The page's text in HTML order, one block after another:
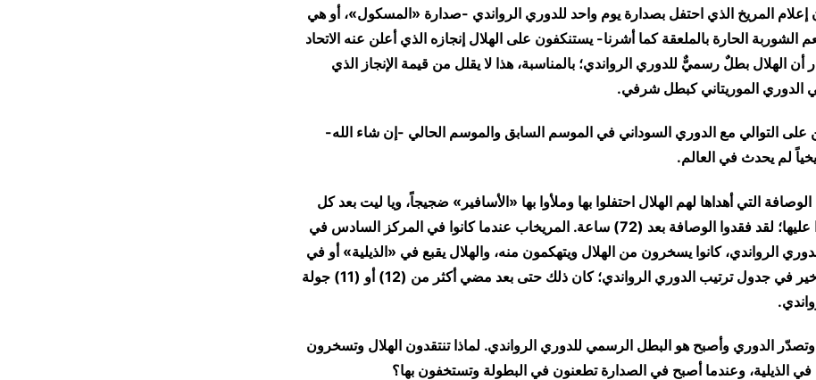
إعلام المريخ الذي احتفل بصدارة يوم واحد للدوري الرواندي -صدارة «المسكول»، أو هي
الشوربة الحارة بالملعقة كما أشرنا- يستنكفون على الهلال إنجازه الذي أعلن عنه الاتحاد
أن الهلال بطلٌ رسميٌّ للدوري الرواندي؛ بالمناسبة، هذا لا يقلل من قيمة الإنجاز الذي
الدوري الموريتاني كبطل شرفي.
على التوالي مع الدوري السوداني في الموسم السابق والموسم الحالي -إن شاء الله-
لم يحدث في العالم.
التي أهداها لهم الهلال احتفلوا بها وملأوا بها «الأسافير» ضجيجاً، ويا ليت بعد كل
ذلك لو حافظوا عليها؛ لقد فقدوا الوصافة بعد (72) ساعة. المريخاب عندما كانوا في المركز السادس في
الرواندي، كانوا يسخرون من الهلال ويتهكمون منه، والهلال يقبع في «الذيلية» أو في
المركز قبل الأخير في جدول ترتيب الدوري الرواندي؛ كان ذلك حتى بعد مضي أكثر من (12) أو (11) جولة
وتصدّر الدوري وأصبح هو البطل الرسمي للدوري الرواندي. لماذا تنتقدون الهلال وتسخرون
الذيلية، وعندما أصبح في الصدارة تطعنون في البطولة وتستخفون بها؟